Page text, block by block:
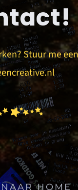
Stuur me
HOME